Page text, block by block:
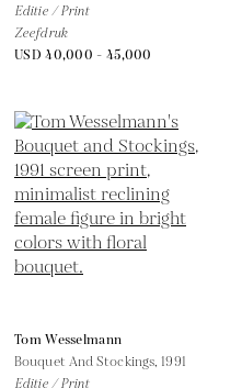
Editie / Print
Zeefdruk
USD 40,000 - 45,000
Tom Wesselmann
Bouquet And Stockings,1991
Editie / Print